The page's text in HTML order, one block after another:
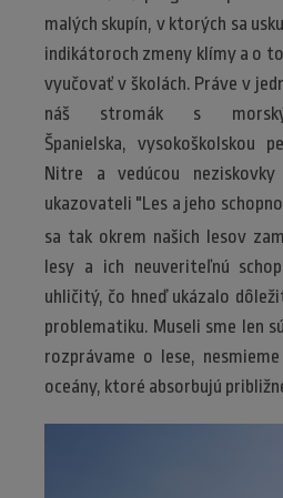
malých skupín, v ktorých sa
indikátoroch zmeny klímy a o
vyučovať v školách. Práve v
náš stromák s
Španielska, vysokoškolskou
Nitre a vedúcou
ukazovateli "Les a jeho
sa tak okrem našich lesov
lesy a ich neuveriteľnú
uhličitý, čo hneď ukázalo
problematiku. Museli sme len
rozprávame o lese,
oceány, ktoré absorbujú